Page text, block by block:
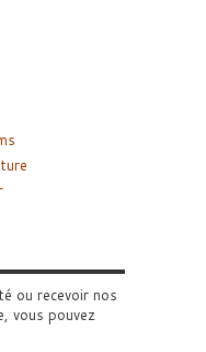
ou recevoir nos
vous pouvez